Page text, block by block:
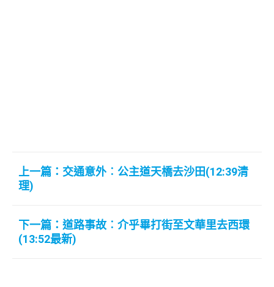
上一篇：交通意外︰公主道天橋去沙田(12:39清
理)
下一篇：道路事故︰介乎畢打街至文華里去西環
(13:52最新)